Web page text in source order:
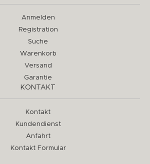
Anmelden
Registration
Suche
Warenkorb
Versand
Garantie
KONTAKT
Kontakt
Kundendienst
Anfahrt
Kontakt Formular